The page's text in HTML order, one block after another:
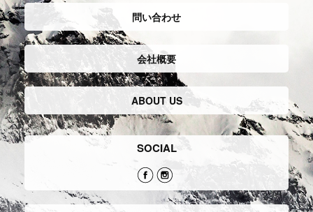
問い合わせ
会社概要
ABOUT US
SOCIAL